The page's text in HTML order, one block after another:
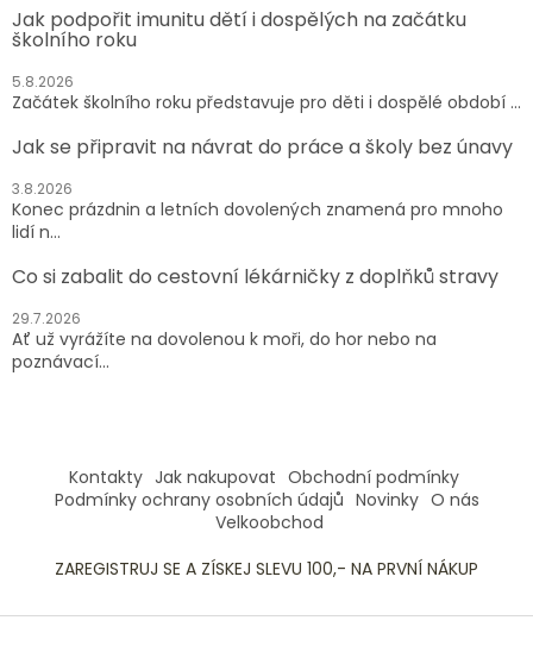
Jak podpořit imunitu dětí i dospělých na začátku
školního roku
5.8.2026
Začátek školního roku představuje pro děti i dospělé období ...
Jak se připravit na návrat do práce a školy bez únavy
3.8.2026
Konec prázdnin a letních dovolených znamená pro mnoho
lidí n...
Co si zabalit do cestovní lékárničky z doplňků stravy
29.7.2026
Ať už vyrážíte na dovolenou k moři, do hor nebo na
poznávací...
Kontakty Jak nakupovat Obchodní podmínky
Podmínky ochrany osobních údajů Novinky O nás
Velkoobchod
ZAREGISTRUJ SE A ZÍSKEJ SLEVU 100,- NA PRVNÍ NÁKUP